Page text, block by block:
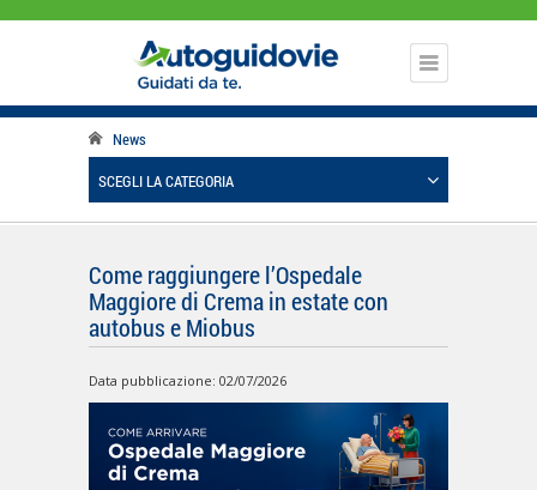
News
SCEGLI LA CATEGORIA
Come raggiungere l’Ospedale
Maggiore di Crema in estate con
autobus e Miobus
Data pubblicazione: 02/07/2026